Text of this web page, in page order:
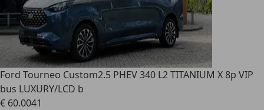
Ford Tourneo Custom2.5 PHEV 340 L2 TITANIUM X 8p VIP
bus LUXURY/LCD b
€ 60.0041